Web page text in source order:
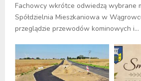
Fachowcy wkrótce odwiedzą wybrane
Spółdzielnia Mieszkaniowa w
przeglądzie przewodów kominowych i...